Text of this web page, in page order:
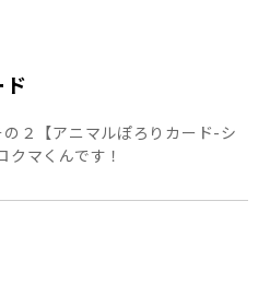
２【アニマルぽろりカード-シ
マくんです！